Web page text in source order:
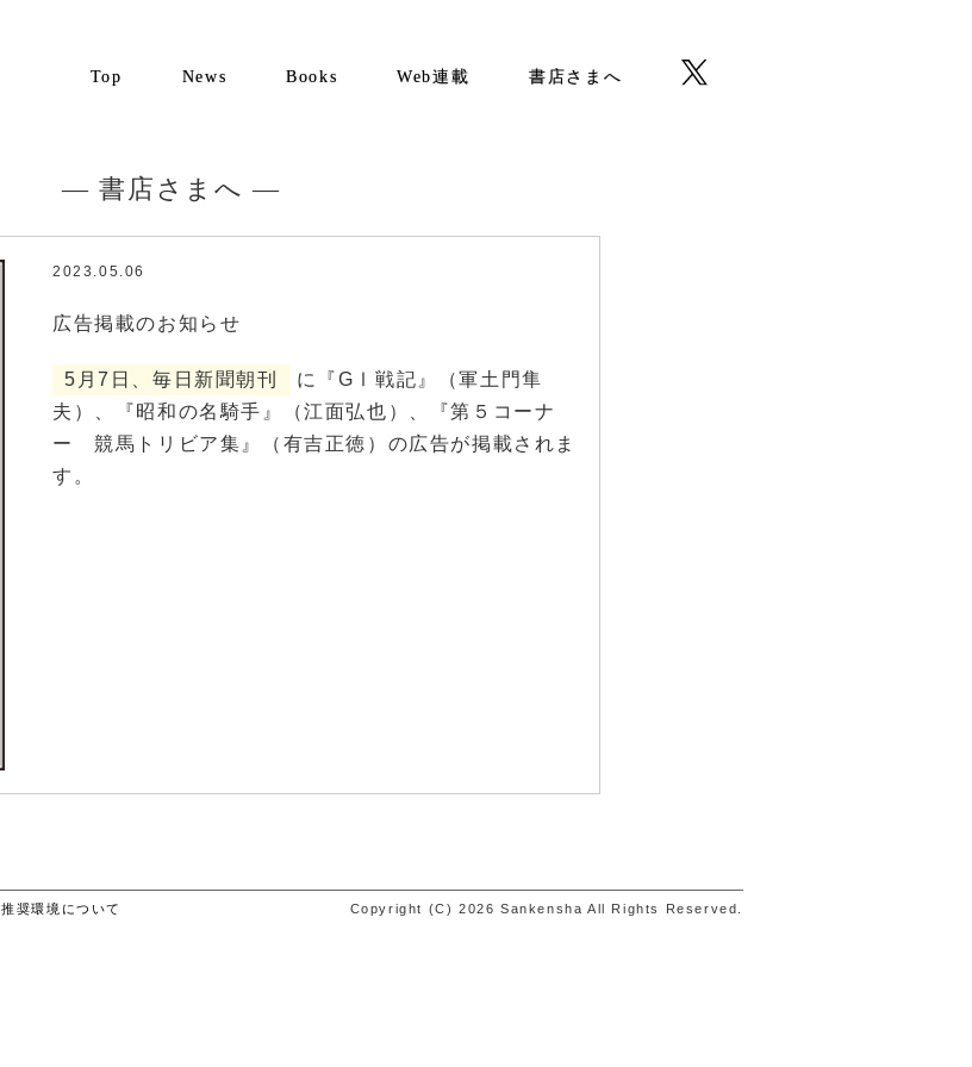
Top News Books Web連載 書店さまへ
— 書店さまへ —
2023.05.06
広告掲載のお知らせ
5月7日、毎日新聞朝刊
に『GⅠ戦記』（軍土門隼
夫）、『昭和の名騎手』（江面弘也）、『第５コーナ
ー 競馬トリビア集』（有吉正徳）の広告が掲載されま
す。
推奨環境について Copyright (C) 2026 Sankensha All Rights Reserved.